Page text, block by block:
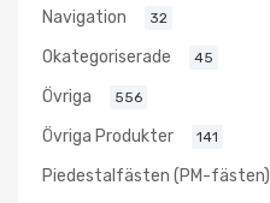
Navigation 32
Okategoriserade 45
Övriga 556
Övriga Produkter 141
Piedestalfästen (PM-fästen)